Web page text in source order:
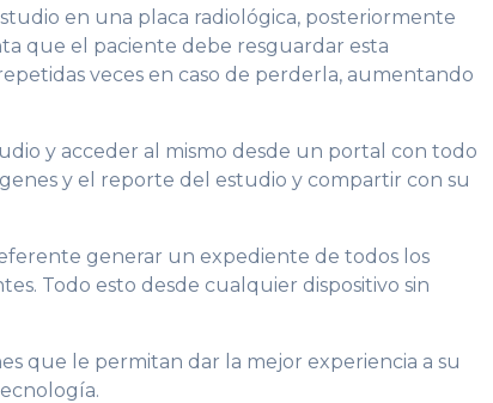
en una placa radiológica, posteriormente
que el paciente debe resguardar esta
veces en caso de perderla, aumentando
y acceder al mismo desde un portal con todo
y el reporte del estudio y compartir con su
generar un expediente de todos los
Todo esto desde cualquier dispositivo sin
que le permitan dar la mejor experiencia a su